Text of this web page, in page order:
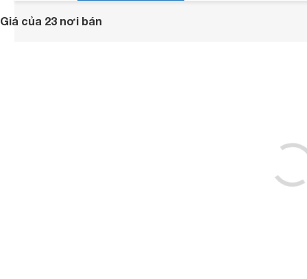
Giá của 23 nơi bán